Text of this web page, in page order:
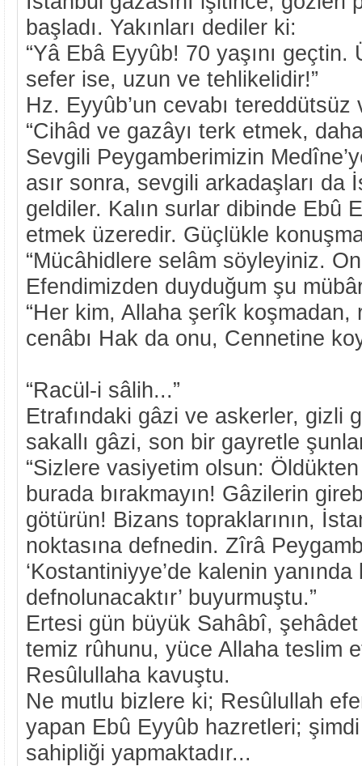
başladı. Yakınları dediler ki:
“Yâ Ebâ Eyyûb! 70 yaşını geçtin.
sefer ise, uzun ve tehlikelidir!”
Hz. Eyyûb’un cevabı
“Cihâd ve gazâyı terk etmek,
Sevgili Peygamberimizin
asır sonra, sevgili arkadaşları da
geldiler. Kalın surlar dibinde Ebû
etmek üzeredir. Güçlükle
“Mücâhidlere selâm söyleyiniz.
Efendimizden duyduğum şu
“Her kim, Allaha şerîk
cenâbı Hak da onu, Cennetine
“Racül-i sâlih...”
Etrafındaki gâzi ve askerler, gizli
sakallı gâzi, son bir gayretle
“Sizlere vasiyetim olsun:
burada bırakmayın! Gâzilerin
götürün! Bizans topraklarının,
noktasına defnedin. Zîrâ
‘Kostantiniyye’de kalenin
defnolunacaktır’ buyurmuştu.”
Ertesi gün büyük Sahâbî,
temiz rûhunu, yüce Allaha teslim
Resûlullaha kavuştu.
Ne mutlu bizlere ki; Resûlullah
yapan Ebû Eyyûb hazretleri;
sahipliği yapmaktadır...